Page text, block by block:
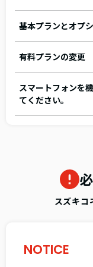
基本プランとオプ
有料プランの変更
スマートフォンを
てください。
スズキコ
NOTICE